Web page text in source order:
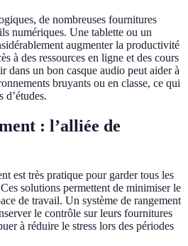
de nombreuses fournitures
numériques. Une tablette ou un
augmenter la productivité
à des ressources en ligne et des cours
dans un bon casque audio peut aider à
bruyants ou en classe, ce qui
d’études.
: l’alliée de
est très pratique pour garder tous les
solutions permettent de minimiser le
de travail. Un système de rangement
le contrôle sur leurs fournitures
à réduire le stress lors des périodes